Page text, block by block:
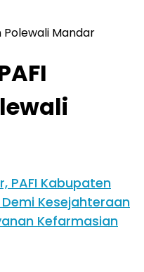
Polewali Mandar
PAFI Kabupaten
Kesejahteraan
Kefarmasian